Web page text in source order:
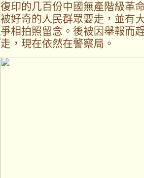
復印的几百份中國無產階級革
被好奇的人民群眾要走，並有
爭相拍照留念。後被因舉報而
走，現在依然在警察局。